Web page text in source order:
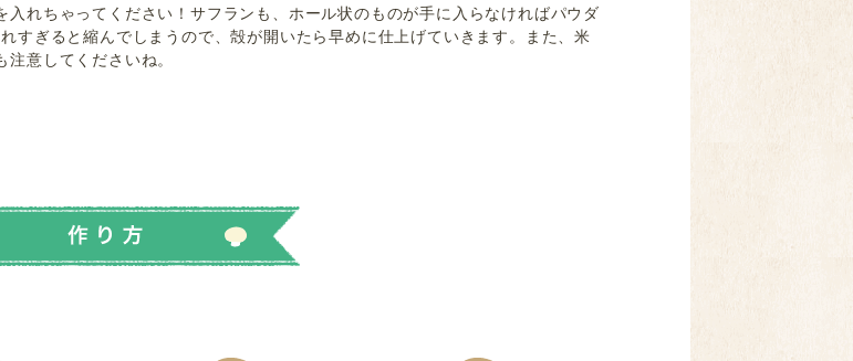
れちゃってください！サフランも、ホール状のものが手に入らなければパウダ
すぎると縮んでしまうので、殻が開いたら早めに仕上げていきます。また、米
意してくださいね。